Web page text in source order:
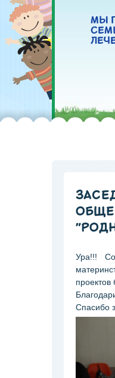
МЫ
Ура!!!
Спасибо